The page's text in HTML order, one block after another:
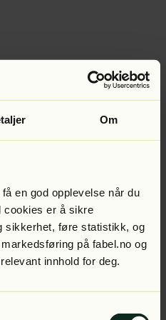
Om
en god opplevelse når du
cookies er å sikre
sikkerhet, føre statistikk, og
på fabel.no og
innhold for deg.